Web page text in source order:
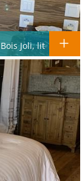
Joli, lit